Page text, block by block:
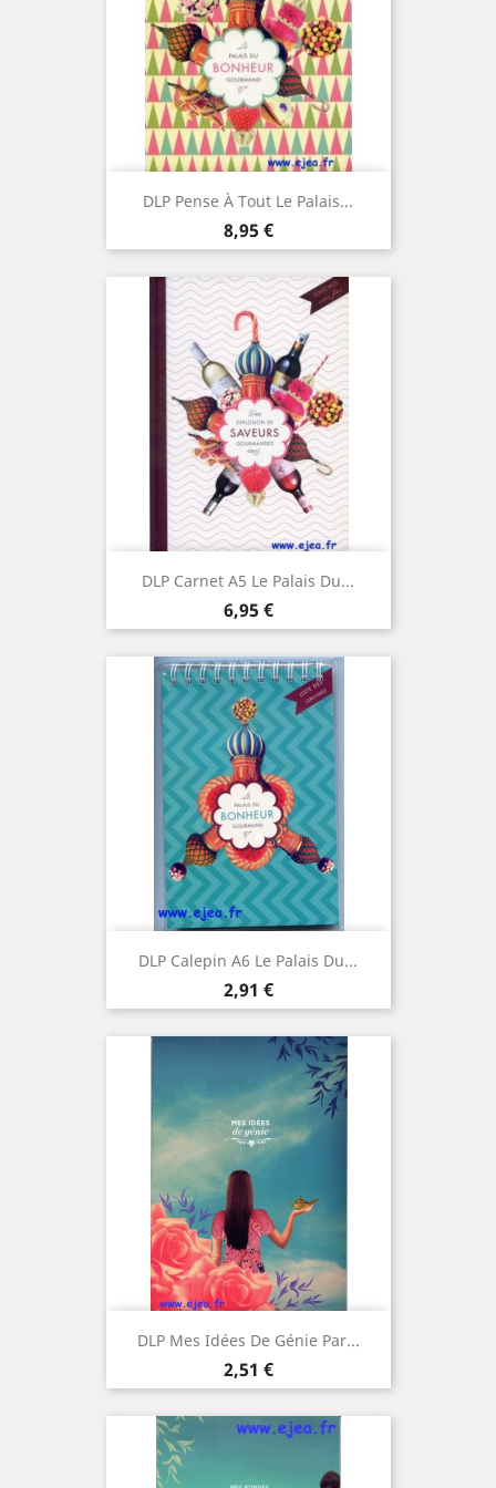
DLP Pense À Tout Le Palais...
Prix
8,95 €
DLP Carnet A5 Le Palais Du...
Prix
6,95 €
DLP Calepin A6 Le Palais Du...
Prix
2,91 €
DLP Mes Idées De Génie Par...
Prix
2,51 €